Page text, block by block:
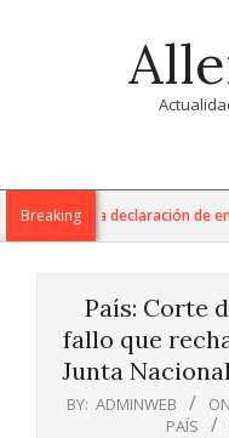
Navigation
MenuBreaking
anuncia declaración de
País: Corte
fallo que
Junta
BY: ADMINWEB
PAÍS